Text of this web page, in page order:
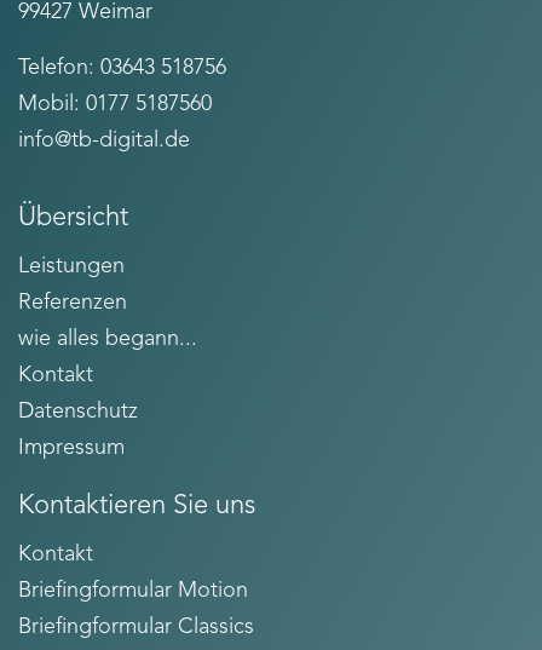
99427 Weimar
Telefon: 03643 518756
Mobil: 0177 5187560
info@tb-digital.de
Übersicht
Leistungen
Referenzen
wie alles begann...
Kontakt
Datenschutz
Impressum
Kontaktieren Sie uns
Kontakt
Briefingformular Motion
Briefingformular Classics